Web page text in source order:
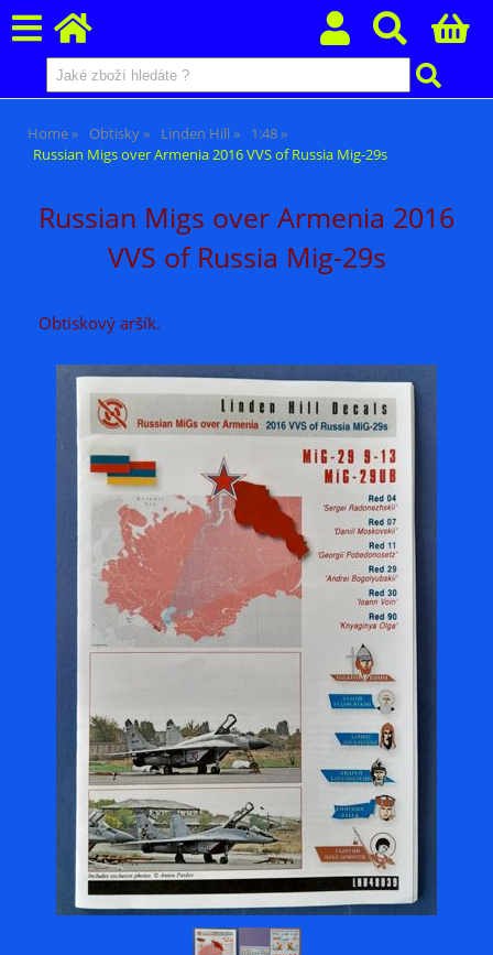
Home Obtisky Linden Hill
1:48
Russian Migs over Armenia 2016 VVS of Russia Mig-29s
Russian Migs over Armenia 2016
VVS of Russia Mig-29s
Obtiskový aršík.